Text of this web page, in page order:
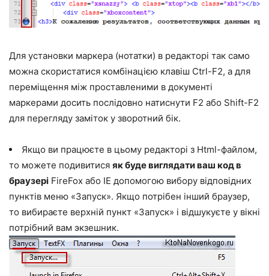
Для установки маркера (нотатки) в редакторі так само
можна скористатися комбінацією клавіш Ctrl-F2, а для
переміщення між проставленими в документі
маркерами досить послідовно натиснути F2 або Shift-F2
для перегляду заміток у зворотний бік.
Якщо ви працюєте в цьому редакторі з Html-файлом,
то можете подивитися як буде виглядати ваш код в
браузері FireFox або IE допомогою вибору відповідних
пунктів меню «Запуск». Якщо потрібен інший браузер,
то вибираєте верхній пункт «Запуск» і відшукуєте у вікні
потрібний вам экзешник.